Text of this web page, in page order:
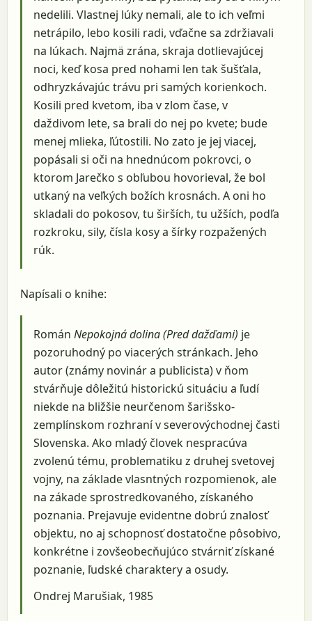
nedelili. Vlastnej lúky nemali, ale to ich veľmi
netrápilo, lebo kosili radi, vďačne sa zdržiavali
na lúkach. Najmä zrána, skraja dotlievajúcej
noci, keď kosa pred nohami len tak šušťala,
odhryzkávajúc trávu pri samých korienkoch.
Kosili pred kvetom, iba v zlom čase, v
daždivom lete, sa brali do nej po kvete; bude
menej mlieka, ľútostili. No zato je jej viacej,
popásali si oči na hnednúcom pokrovci, o
ktorom Jarečko s obľubou hovorieval, že bol
utkaný na veľkých božích krosnách. A oni ho
skladali do pokosov, tu širších, tu užších, podľa
rozkroku, sily, čísla kosy a šírky rozpažených
rúk.
Napísali o knihe:
Román Nepokojná dolina (Pred dažďami) je
pozoruhodný po viacerých stránkach. Jeho
autor (známy novinár a publicista) v ňom
stvárňuje dôležitú historickú situáciu a ľudí
niekde na bližšie neurčenom šarišsko-
zemplínskom rozhraní v severovýchodnej časti
Slovenska. Ako mladý človek nespracúva
zvolenú tému, problematiku z druhej svetovej
vojny, na základe vlasntných rozpomienok, ale
na zákade sprostredkovaného, získaného
poznania. Prejavuje evidentne dobrú znalosť
objektu, no aj schopnosť dostatočne pôsobivo,
konkrétne i zovšeobecňujúco stvárniť získané
poznanie, ľudské charaktery a osudy.
Ondrej Marušiak, 1985